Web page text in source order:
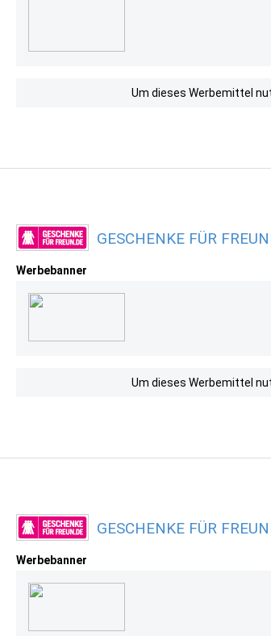
Um dieses Werbemittel
GESCHENKE FÜR
Werbebanner
Um dieses Werbemittel
GESCHENKE FÜR
Werbebanner